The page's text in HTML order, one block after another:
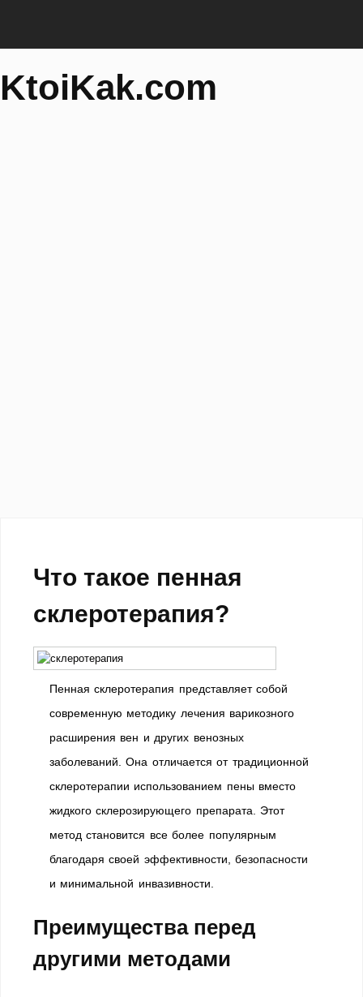
KtoiKak.com
Что такое пенная
склеротерапия?
Пенная склеротерапия представляет собой
современную методику лечения варикозного
расширения вен и других венозных
заболеваний. Она отличается от традиционной
склеротерапии использованием пены вместо
жидкого склерозирующего препарата. Этот
метод становится все более популярным
благодаря своей эффективности, безопасности
и минимальной инвазивности.
Преимущества перед
другими методами